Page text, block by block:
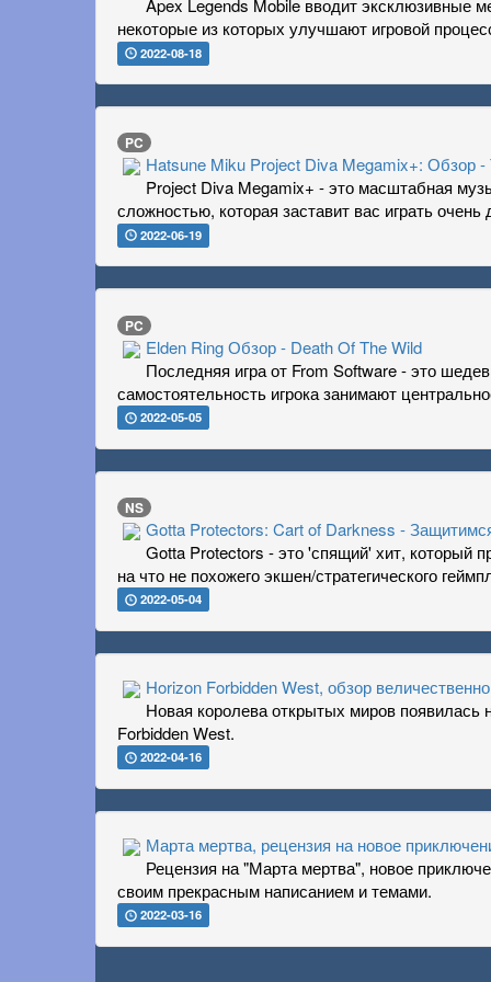
Apex Legends Mobile вводит эксклюзивные
некоторые из которых улучшают игровой
2022-08-18
PC
Hatsune Miku Project Diva Megamix+: Обзор
Project Diva Megamix+ - это масштабная
сложностью, которая заставит вас играть очень
2022-06-19
PC
Elden Ring Обзор - Death Of The Wild
Последняя игра от From Software - это
самостоятельность игрока занимают
2022-05-05
NS
Gotta Protectors: Cart of Darkness -
Gotta Protectors - это 'спящий' хит, который
на что не похожего экшен/стратегического
2022-05-04
Horizon Forbidden West, обзор
Новая королева открытых миров
Forbidden West.
2022-04-16
Марта мертва, рецензия на новое
Рецензия на "Марта мертва", новое
своим прекрасным написанием и темами.
2022-03-16